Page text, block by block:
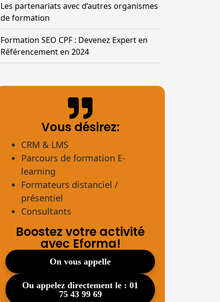
Les partenariats avec d’autres organismes
de formation
Formation SEO CPF : Devenez Expert en
Référencement en 2024
Vous désirez:
CRM & LMS
Parcours de formation E-
learning
Formateurs distanciel /
présentiel
Consultants
Boostez votre activité
avec Eforma!
on vous appelle
ou appelez directement le : 01
75 43 99 69